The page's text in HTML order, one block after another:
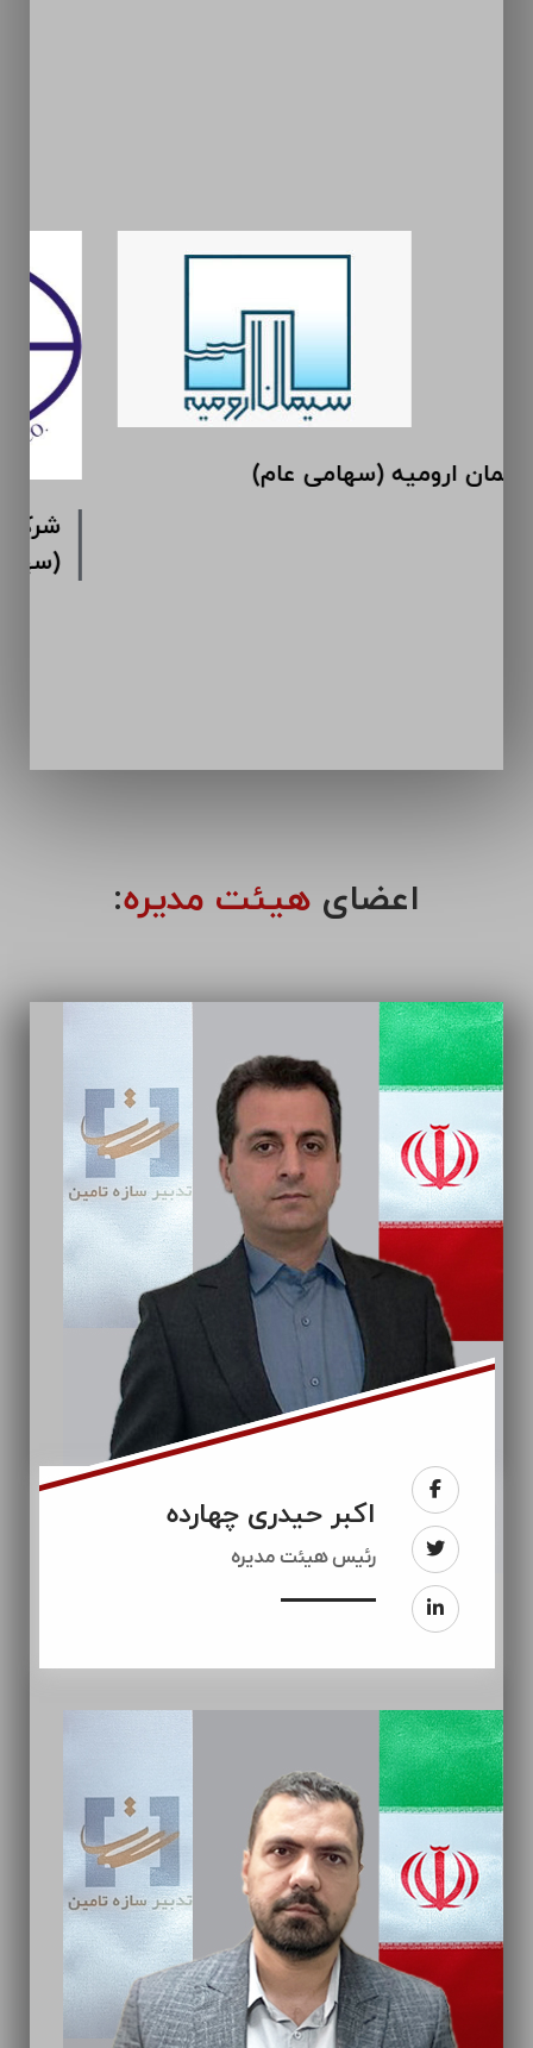
سیمان ارومیه (سهامی عام)
اعضای هیئت مدیره:
اکبر حیدری چهارده
رئيس هیئت مدیره